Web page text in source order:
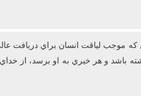
موجب لياقت انسان براي دريافت
باشد و هر خيري به او برسد، از